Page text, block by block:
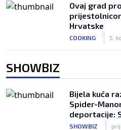
Ovaj grad
Hrvatske
COOKING
|
5.
SHOWBIZ
Bijela kuća
Spider-
deportacije:
SHOWBIZ
|